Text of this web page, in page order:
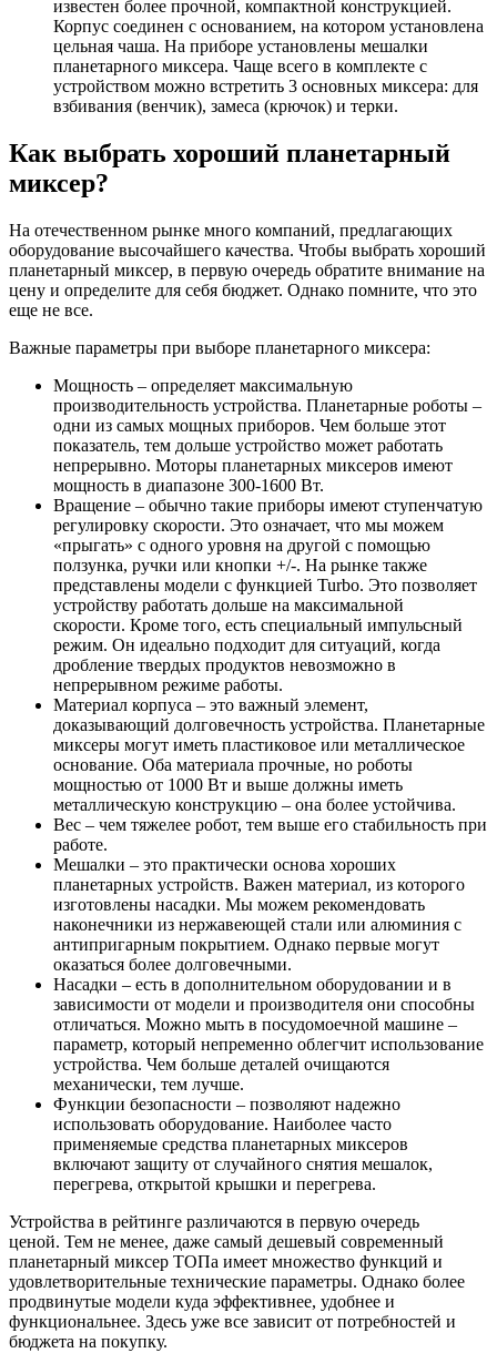
известен более прочной, компактной конструкцией.
Корпус соединен с основанием, на котором установлена ​​
цельная чаша. На приборе установлены мешалки
планетарного миксера. Чаще всего в комплекте с
устройством можно встретить 3 основных миксера: для
взбивания (венчик), замеса (крючок) и терки.
Как выбрать хороший планетарный
миксер?
На отечественном рынке много компаний, предлагающих
оборудование высочайшего качества. Чтобы выбрать хороший
планетарный миксер, в первую очередь обратите внимание на
цену и определите для себя бюджет. Однако помните, что это
еще не все.
Важные параметры при выборе планетарного миксера:
Мощность – определяет максимальную
производительность устройства. Планетарные роботы –
одни из самых мощных приборов. Чем больше этот
показатель, тем дольше устройство может работать
непрерывно. Моторы планетарных миксеров имеют
мощность в диапазоне 300-1600 Вт.
Вращение – обычно такие приборы имеют ступенчатую
регулировку скорости. Это означает, что мы можем
«прыгать» с одного уровня на другой с помощью
ползунка, ручки или кнопки +/-. На рынке также
представлены модели с функцией Turbo. Это позволяет
устройству работать дольше на максимальной
скорости. Кроме того, есть специальный импульсный
режим. Он идеально подходит для ситуаций, когда
дробление твердых продуктов невозможно в
непрерывном режиме работы.
Материал корпуса – это важный элемент,
доказывающий долговечность устройства. Планетарные
миксеры могут иметь пластиковое или металлическое
основание. Оба материала прочные, но роботы
мощностью от 1000 Вт и выше должны иметь
металлическую конструкцию – она ​​более устойчива.
Вес – чем тяжелее робот, тем выше его стабильность при
работе.
Мешалки – это практически основа хороших
планетарных устройств. Важен материал, из которого
изготовлены насадки. Мы можем рекомендовать
наконечники из нержавеющей стали или алюминия с
антипригарным покрытием. Однако первые могут
оказаться более долговечными.
Насадки – есть в дополнительном оборудовании и в
зависимости от модели и производителя они способны
отличаться. Можно мыть в посудомоечной машине –
параметр, который непременно облегчит использование
устройства. Чем больше деталей очищаются
механически, тем лучше.
Функции безопасности – позволяют надежно
использовать оборудование. Наиболее часто
применяемые средства планетарных миксеров
включают защиту от случайного снятия мешалок,
перегрева, открытой крышки и перегрева.
Устройства в рейтинге различаются в первую очередь
ценой. Тем не менее, даже самый дешевый современный
планетарный миксер ТОПа имеет множество функций и
удовлетворительные технические параметры. Однако более
продвинутые модели куда эффективнее, удобнее и
функциональнее. Здесь уже все зависит от потребностей и
бюджета на покупку.